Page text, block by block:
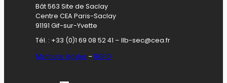
Bât 563 Site de Saclay
Centre CEA Paris-Saclay
91191 Gif-sur-Yvette
Tél. : +33 (0)1 69 08 52 41 – llb-sec@cea.fr
Mentions légales – RGPD